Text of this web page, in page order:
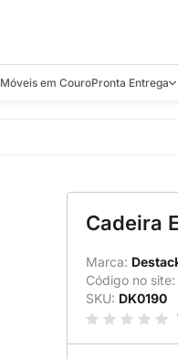
Móveis em CouroPronta Entrega
Decoração e Espelhos
Mesas de Apoio e Laterais
Mesas de Centro
Mesas de Jantar
Móveis Soltos
Cadeira
Marca:
Código no site:
SKU: DK0190